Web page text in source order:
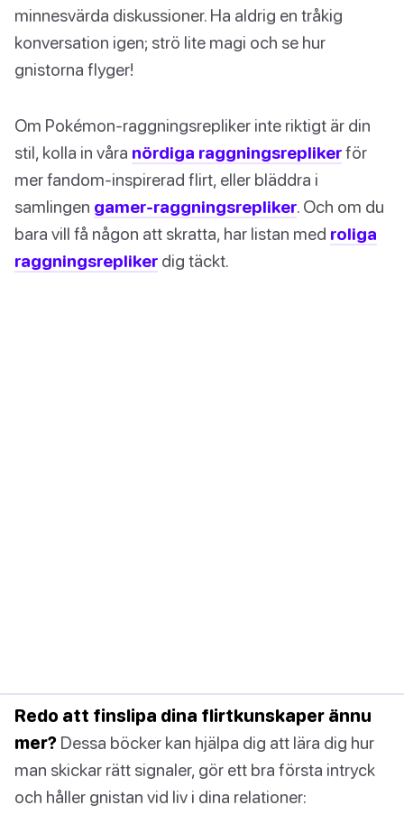
minnesvärda diskussioner. Ha aldrig en tråkig
konversation igen; strö lite magi och se hur
gnistorna flyger!
Om Pokémon-raggningsrepliker inte riktigt är din
stil, kolla in våra nördiga raggningsreplikerför
mer fandom-inspirerad flirt, eller bläddra i
samlingen gamer-raggningsrepliker. Och om du
bara vill få någon att skratta, har listan med roliga
raggningsrepliker dig täckt.
Redo att finslipa dina flirtkunskaper ännu
mer? Dessa böcker kan hjälpa dig att lära dig hur
man skickar rätt signaler, gör ett bra första intryck
och håller gnistan vid liv i dina relationer: